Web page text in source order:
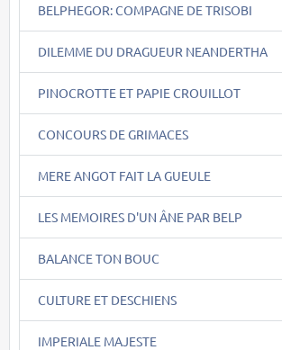
BELPHEGOR: COMPAGNE DE TRISOBI
DILEMME DU DRAGUEUR NEANDERTHA
PINOCROTTE ET PAPIE CROUILLOT
CONCOURS DE GRIMACES
MERE ANGOT FAIT LA GUEULE
LES MEMOIRES D'UN ÂNE PAR BELP
BALANCE TON BOUC
CULTURE ET DESCHIENS
IMPERIALE MAJESTE